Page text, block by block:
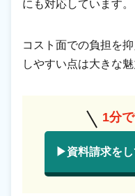
にも対応しています。
コスト面での負担を
しやすい点は大きな
1分
▶資料請求を